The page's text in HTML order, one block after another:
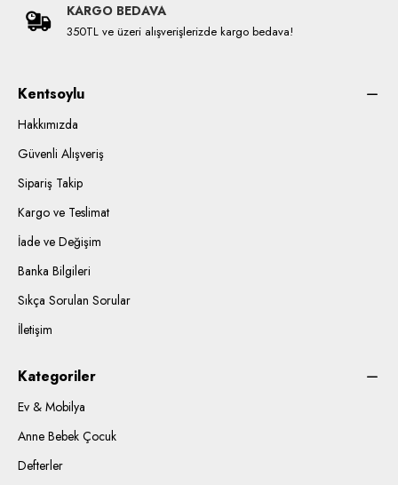
KARGO BEDAVA
350TL ve üzeri alışverişlerizde kargo bedava!
Kentsoylu
Hakkımızda
Güvenli Alışveriş
Sipariş Takip
Kargo ve Teslimat
İade ve Değişim
Banka Bilgileri
Sıkça Sorulan Sorular
İletişim
Kategoriler
Ev & Mobilya
Anne Bebek Çocuk
Defterler